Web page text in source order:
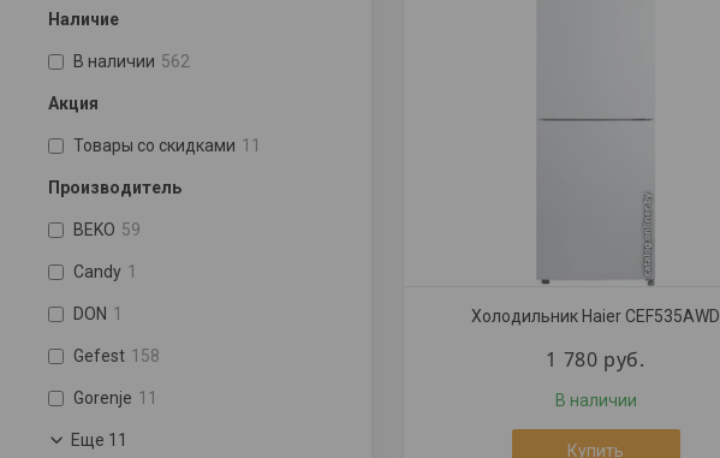
Наличие
В наличии 562
Акция
Товары со скидками 11
Производитель
BEKO 59
Candy 1
DON 1
Gefest 158
Gorenje 11
Еще 11
Холодильник Haier CEF535AWD
1 780 руб.
В наличии
Купить